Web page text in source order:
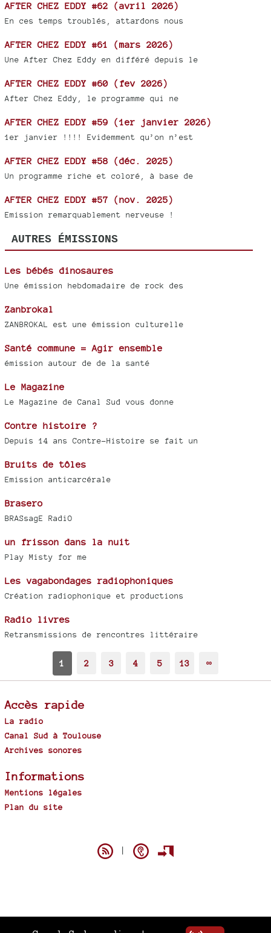
AFTER CHEZ EDDY #62 (avril 2026)
En ces temps troublés, attardons nous
AFTER CHEZ EDDY #61 (mars 2026)
Une After Chez Eddy en différé depuis le
AFTER CHEZ EDDY #60 (fev 2026)
After Chez Eddy, le programme qui ne
AFTER CHEZ EDDY #59 (1er janvier 2026)
1er janvier !!!! Evidemment qu’on n’est
AFTER CHEZ EDDY #58 (déc. 2025)
Un programme riche et coloré, à base de
AFTER CHEZ EDDY #57 (nov. 2025)
Emission remarquablement nerveuse !
AUTRES ÉMISSIONS
Les bébés dinosaures
Une émission hebdomadaire de rock des
Zanbrokal
ZANBROKAL est une émission culturelle
Santé commune = Agir ensemble
émission autour de de la santé
Le Magazine
Le Magazine de Canal Sud vous donne
Contre histoire ?
Depuis 14 ans Contre-Histoire se fait un
Bruits de tôles
Emission anticarcérale
Brasero
BRASsagE RadiO
un frisson dans la nuit
Play Misty for me
Les vagabondages radiophoniques
Création radiophonique et productions
Radio livres
Retransmissions de rencontres littéraire
1 2 3 4 5 13 ∞
Accès rapide
La radio
Canal Sud à Toulouse
Archives sonores
Informations
Mentions légales
Plan du site
|